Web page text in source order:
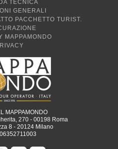
GENERALI
PACCHETTO TURIST.
MAPPAMONDO
270 - 00198 Roma
8 - 20124 Milano
06352711003